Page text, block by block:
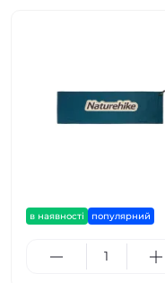
в наявності популярний